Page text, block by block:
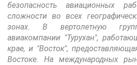
безопасность авиационных
сложности во всех
зонах. В вертолетную
авиакомпании "Турухан",
крае, и "Восток",
Востоке. На международных